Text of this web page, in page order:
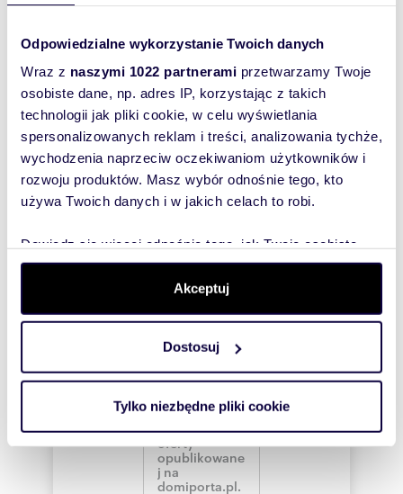
Odpowiedzialne wykorzystanie Twoich danych
Wraz z naszymi 1022 partnerami przetwarzamy Twoje
osobiste dane, np. adres IP, korzystając z takich
technologii jak pliki cookie, w celu wyświetlania
spersonalizowanych reklam i treści, analizowania tychże,
wychodzenia naprzeciw oczekiwaniom użytkowników i
rozwoju produktów. Masz wybór odnośnie tego, kto
używa Twoich danych i w jakich celach to robi.
Dowiedz się więcej odnośnie tego, jak Twoje osobiste
dane są przetwarzane oraz ustaw własne preferencje w
. W Deklaracji plików cookie możesz
zmienić lub wycofać swoją zgodę w dowolnej chwili.
Wykorzystujemy pliki cookie do spersonalizowania treści
i reklam, aby oferować funkcje społecznościowe i
korzystasz z naszej witryny, udostępniamy partnerom
Partnerzy mogą połączyć te informacje z innymi danymi
otrzymanymi od Ciebie lub uzyskanymi podczas
Akceptuj
Dostosuj
Tylko niezbędne pliki cookie
Wyślij
wiadomość
To najlepszy
sposób, aby
właściciel
szybko się z
skontaktował!